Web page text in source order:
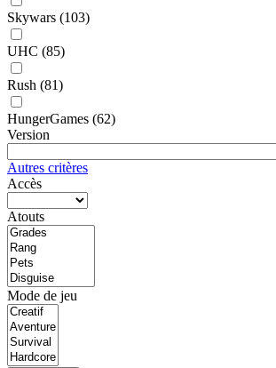
Skywars (103)
UHC (85)
Rush (81)
HungerGames (62)
Version
Autres critères
Accès
Atouts
Mode de jeu